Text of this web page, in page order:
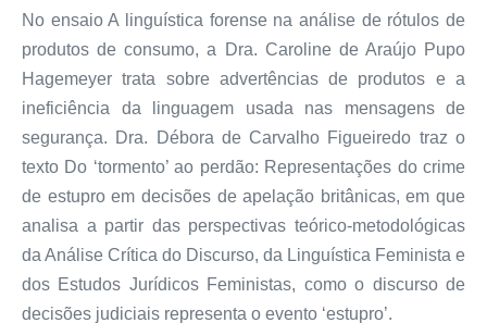
No ensaio A linguística forense na análise de rótulos de
produtos de consumo, a Dra. Caroline de Araújo Pupo
Hagemeyer trata sobre advertências de produtos e a
ineficiência da linguagem usada nas mensagens de
segurança. Dra. Débora de Carvalho Figueiredo traz o
texto Do ‘tormento’ ao perdão: Representações do crime
de estupro em decisões de apelação britânicas, em que
analisa a partir das perspectivas teórico-metodológicas
da Análise Crítica do Discurso, da Linguística Feminista e
dos Estudos Jurídicos Feministas, como o discurso de
decisões judiciais representa o evento ‘estupro’.